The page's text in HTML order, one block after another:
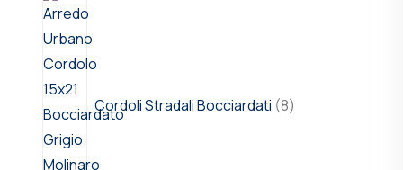
Cordoli Stradali Bocciardati 8